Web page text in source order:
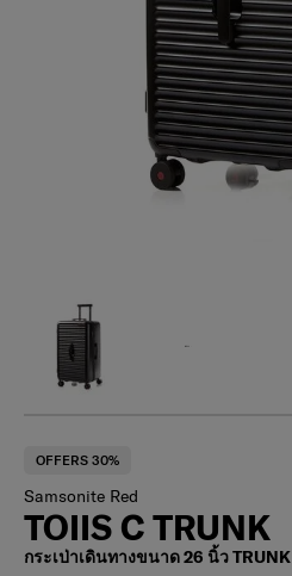
OFFERS 30%
Samsonite Red
TOIIS C TRUNK
กระเป่าเดินทางขนาด 26 นิ้ว TRUNK